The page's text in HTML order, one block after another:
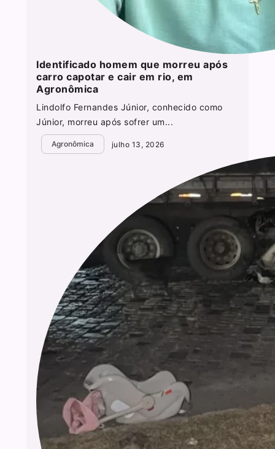
Identificado homem que morreu após
carro capotar e cair em rio, em
Agronômica
Lindolfo Fernandes Júnior, conhecido como
Júnior, morreu após sofrer um...
Agronômica julho 13, 2026